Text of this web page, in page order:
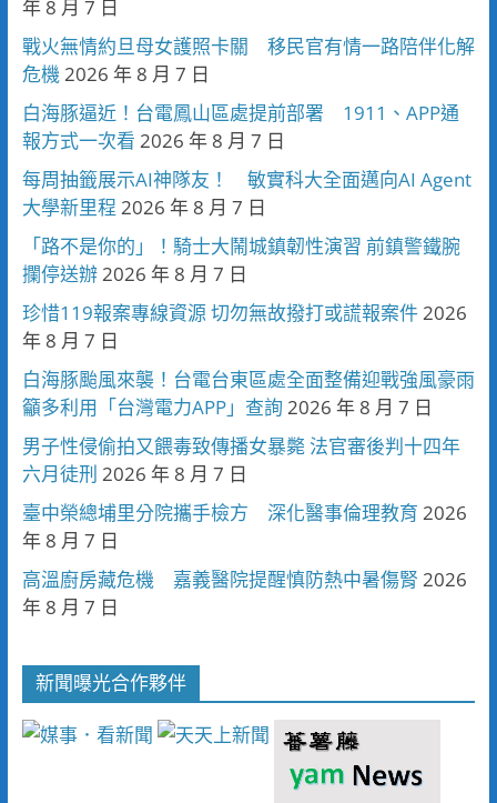
年 8 月 7 日
戰火無情約旦母女護照卡關 移民官有情一路陪伴化解
危機2026 年 8 月 7 日
白海豚逼近！台電鳳山區處提前部署 1911、APP通
報方式一次看 2026 年 8 月 7 日
每周抽籤展示AI神隊友！ 敏實科大全面邁向AI Agent
大學新里程 2026 年 8 月 7 日
「路不是你的」！騎士大鬧城鎮韌性演習 前鎮警鐵腕
攔停送辦2026 年 8 月 7 日
珍惜119報案專線資源 切勿無故撥打或謊報案件2026
年 8 月 7 日
白海豚颱風來襲！台電台東區處全面整備迎戰強風豪雨
籲多利用「台灣電力APP」查詢 2026 年 8 月 7 日
男子性侵偷拍又餵毒致傳播女暴斃 法官審後判十四年
六月徒刑 2026 年 8 月 7 日
臺中榮總埔里分院攜手檢方 深化醫事倫理教育 2026
年 8 月 7 日
高溫廚房藏危機 嘉義醫院提醒慎防熱中暑傷腎 2026
年 8 月 7 日
新聞曝光合作夥伴